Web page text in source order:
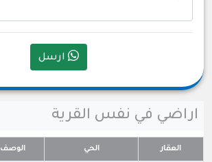
ارسل
اراضي في نفس القرية
العقار الحي الوصف